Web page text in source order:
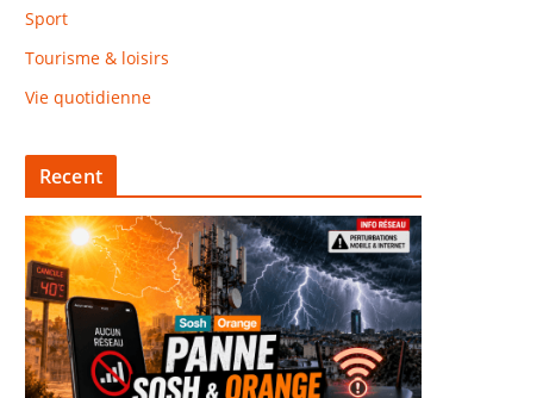
Sport
Tourisme & loisirs
Vie quotidienne
Recent